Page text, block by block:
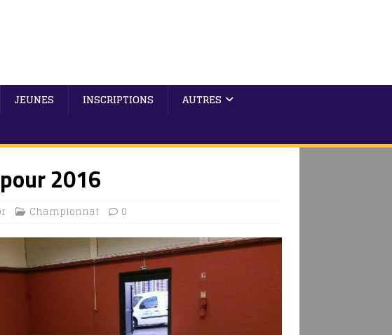
JEUNES INSCRIPTIONS
AUTRES
2016
Championnat 0